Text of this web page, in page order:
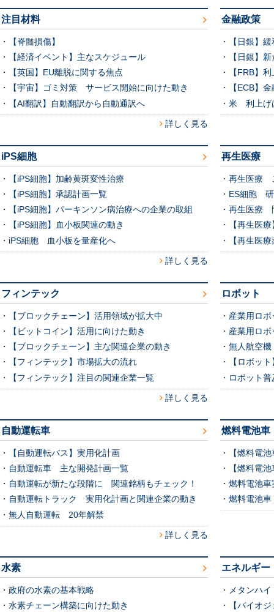
注目材料
・
【脊髄損傷】
・
【経済イベント】主なスケジュール
・
【英国】EU離脱に関する焦点
・
【宇宙】ゴミ対策 サービス開始に向けた動き
・
【AI翻訳】自動翻訳から自動通訳へ
詳しく見る
金融政策
・
【日銀】
・
【日銀】
・
【FRB】
・
【ECB】
・ 米 利上げ
iPS細胞
・
【iPS細胞】加齢黄斑変性治療
・
【iPS細胞】承認計画一覧
・
【iPS細胞】パーキンソン病治療への企業の取組
・
【iPS細胞】血小板関連の動き
・ iPS細胞 血小板を量産化へ
詳しく見る
再生医療
・ 再生医療
・ ES細胞 研
・ 再生医療
・
【再生医
・
【再生医
フィンテック
・
【ブロックチェーン】活用領域が拡大中
・
【ビットコイン】活用に向けた動き
・
【ブロックチェーン】主な関連企業の動き
・
【フィンテック】市場拡大の流れ
・
【フィンテック】注目の関連企業一覧
詳しく見る
ロボット
・ 産業用ロ
・ 産業用ロ
・ 無人航空機
・
【ロボッ
・ ロボット
自動運転車
・
【自動運転バス】実用化計画
・ 自動運転車 主な開発計画一覧
・ 自動運転が新たな段階に 関連銘柄もチェック！
・ 自動運転トラック 実用化計画と関連企業の動き
・ 無人自動運転 20年解禁
詳しく見る
燃料電池車
・
【燃料電
・
【燃料電
・ 燃料電池車
・ 燃料電池
水素
・ 政府の水素の基本戦略
・ 水素チェーン構築に向けた動き
エネルギー
・ メタンハ
・
【バイオ